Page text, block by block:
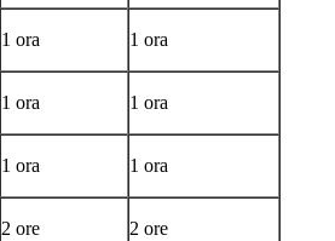
1 ora 1 ora
1 ora 1 ora
1 ora 1 ora
2 ore 2 ore